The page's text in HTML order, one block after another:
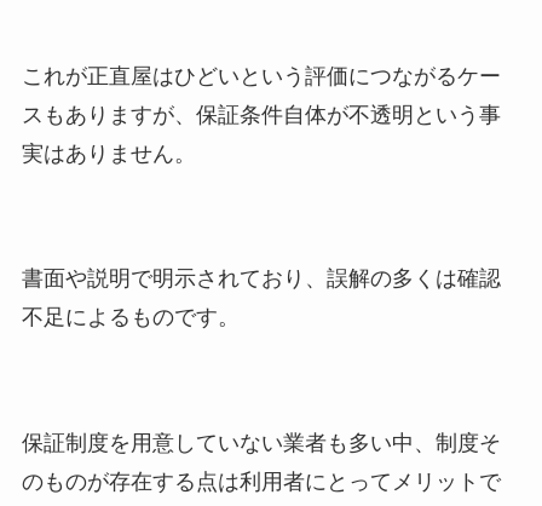
これが正直屋はひどいという評価につながるケー
スもありますが、保証条件自体が不透明という事
実はありません。
書面や説明で明示されており、誤解の多くは確認
不足によるものです。
保証制度を用意していない業者も多い中、制度そ
のものが存在する点は利用者にとってメリットで